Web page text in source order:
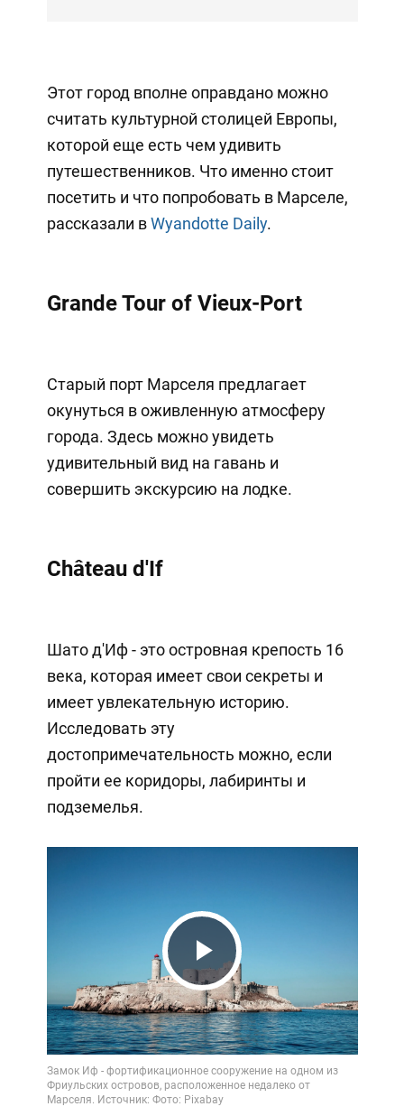
Этот город вполне оправдано можно
считать культурной столицей Европы,
которой еще есть чем удивить
путешественников. Что именно стоит
посетить и что попробовать в Марселе,
рассказали вWyandotte Daily.
Grande Tour of Vieux-Port
Старый порт Марселя предлагает
окунуться в оживленную атмосферу
города. Здесь можно увидеть
удивительный вид на гавань и
совершить экскурсию на лодке.
Château d'If
Шато д'Иф - это островная крепость 16
века, которая имеет свои секреты и
имеет увлекательную историю.
Исследовать эту
достопримечательность можно, если
пройти ее коридоры, лабиринты и
подземелья.
Play
Video